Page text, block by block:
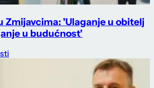
Zmijavcima: 'Ulaganje u obitelj
u budućnost'